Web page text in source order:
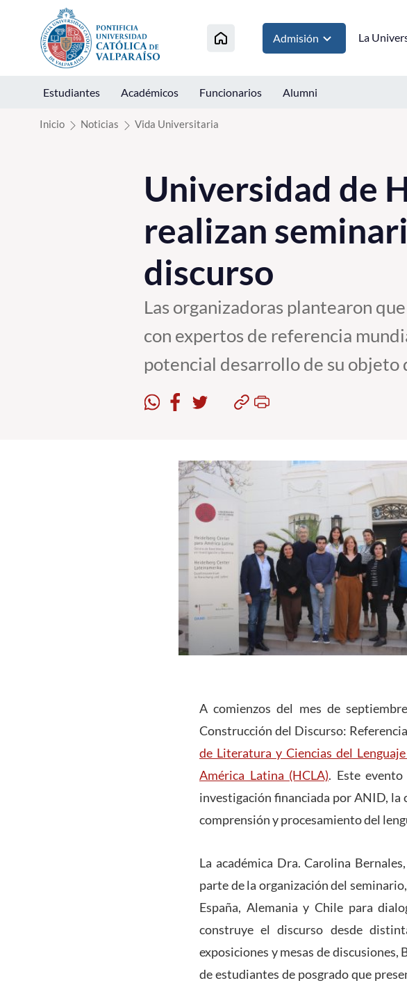
Click acá para ir directamente al contenido
Admisión La
Estudiantes Académicos Funcionarios Alumni
Inicio Noticias Vida Universitaria
Universidad de
realizan
discurso
Las organizadoras plantearon
con expertos de referencia
potencial desarrollo de su objeto
A comienzos del mes de
Construcción del Discurso:
de Literatura y Ciencias del Lenguaje
América Latina (HCLA). Este
investigación financiada por ANID,
comprensión y procesamiento del
La académica Dra. Carolina
parte de la organización del
España, Alemania y Chile para
construye el discurso desde
exposiciones y mesas de discusiones,
de estudiantes de posgrado que